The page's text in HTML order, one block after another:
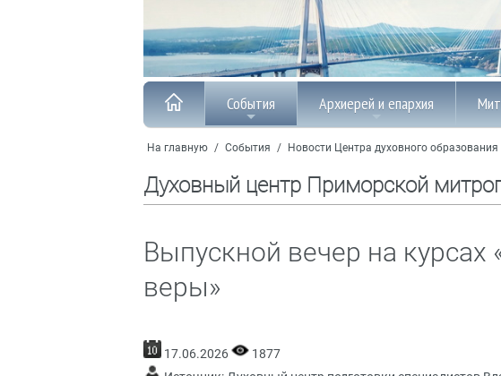
События Архиерей и епархия
На главную / События / Новости Центра духовного образования
Духовный центр Приморской
Выпускной вечер на
веры»
17.06.2026
1877